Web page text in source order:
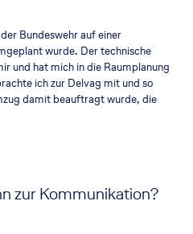
Bundeswehr auf einer
wurde. Der technische
und hat mich in die Raumplanung
ich zur Delvag mit und so
damit beauftragt wurde, die
zur Kommunikation?